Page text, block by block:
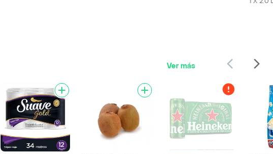
Ver más